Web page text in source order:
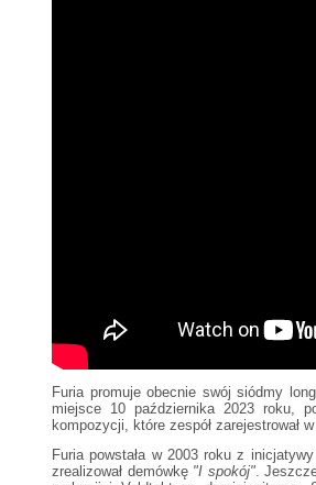
Furia promuje obecnie swój siódmy
miejsce 10 października 2023 roku,
kompozycji, które zespół zarejestrował w
Furia powstała w 2003 roku z
zrealizował demówkę"I spokój".